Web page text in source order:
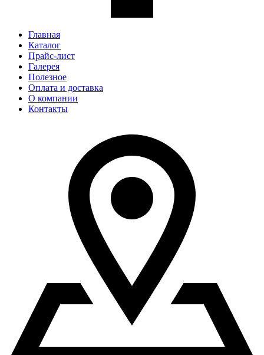
Главная
Каталог
Прайс-лист
Галерея
Полезное
Оплата и доставка
О компании
Контакты